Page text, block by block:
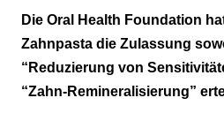
2Die Oral Health Foundation
Zahnpasta die Zulassung
“Reduzierung von
“Zahn-Remineralisierung”